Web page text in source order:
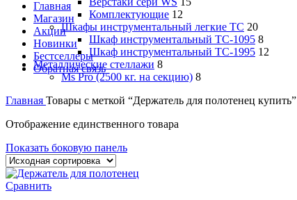
Главная
Магазин
Акции
Новинки
Бестселлеры
Обратная связь
Комплектующие 12
Шкафы инструментальный легкие ТС 20
Шкаф инструментальный TC-1095 8
Шкаф инструментальный TC-1995 12
Металлические стеллажи 8
Ms Pro (2500 кг. на секцию) 8
Главная Товары с меткой “Держатель для полотенец купить”
Отображение единственного товара
Показать боковую панель
Сравнить